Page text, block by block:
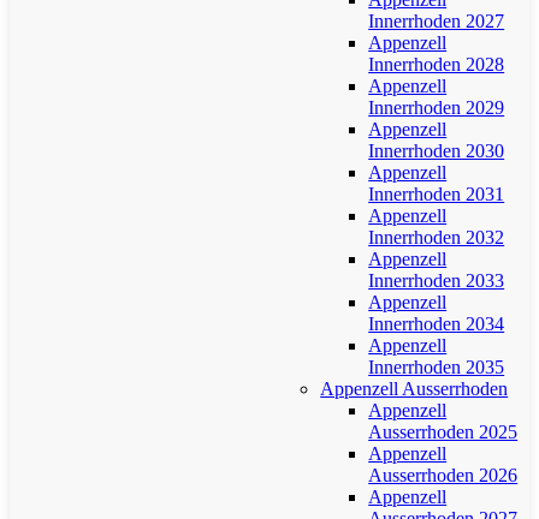
Innerrhoden 2027
Appenzell
Innerrhoden 2028
Appenzell
Innerrhoden 2029
Appenzell
Innerrhoden 2030
Appenzell
Innerrhoden 2031
Appenzell
Innerrhoden 2032
Appenzell
Innerrhoden 2033
Appenzell
Innerrhoden 2034
Appenzell
Innerrhoden 2035
Appenzell Ausserrhoden
Appenzell
Ausserrhoden 2025
Appenzell
Ausserrhoden 2026
Appenzell